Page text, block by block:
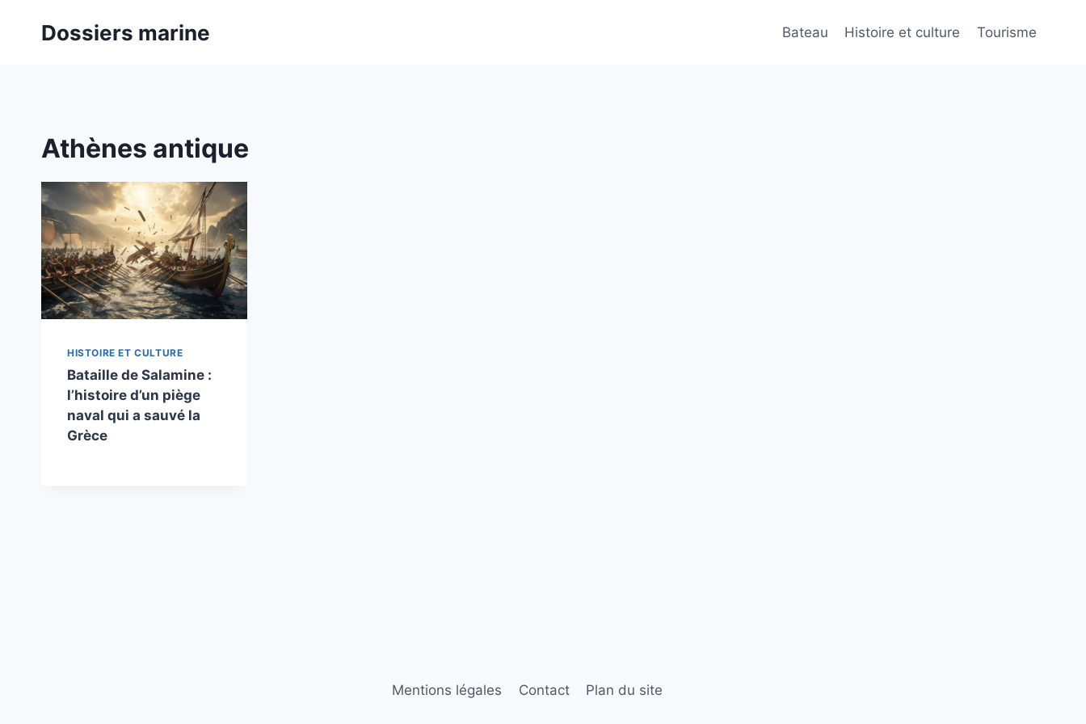
Dossiers marine Bateau Histoire et culture Tourisme
Athènes antique
HISTOIRE ET CULTURE
Bataille de Salamine :
l’histoire d’un piège
naval qui a sauvé la
Grèce
Mentions légales Contact Plan du site